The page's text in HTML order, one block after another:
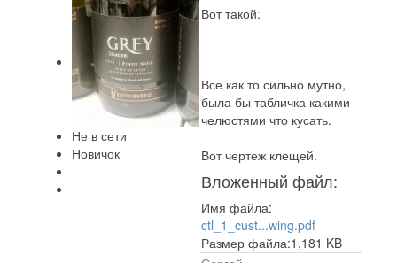
Не в сети
Новичок
Вот такой:
Все как то сильно мутно,
была бы табличка какими
челюстями что кусать.
Вот чертеж клещей.
Вложенный файл:
Имя файла:
ctl_1_cust...wing.pdf
Размер файла:1,181 KB